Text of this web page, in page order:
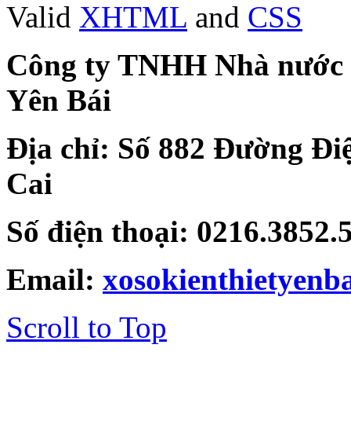
Valid XHTML and CSS
Công ty TNHH Nhà
Yên Bái
Địa chỉ: Số 882 Đường
Cai
Số điện thoại:
Email:
Scroll to Top